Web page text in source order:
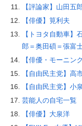
【評論家】山田五
【俳優】筧利夫
【トヨタ自動車】
郎＝奥田碩＝張富
【俳優・モーニン
【自由民主党】高
【自由民主党】小
芸能人の自宅一覧
【俳優】大泉洋